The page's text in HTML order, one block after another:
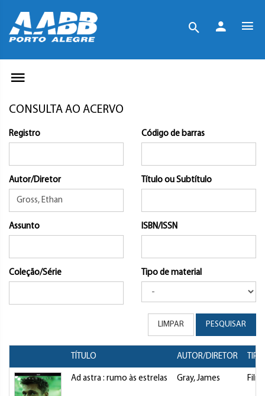
CONSULTA AO ACERVO
Registro Código de barras
Autor/Diretor Título ou Subtítulo
Assunto ISBN/ISSN
Coleção/Série Tipo de material
LIMPAR PESQUISAR
TÍTULO AUTOR/DIRETOR TIPO
Ad astra : rumo às estrelas Gray, James